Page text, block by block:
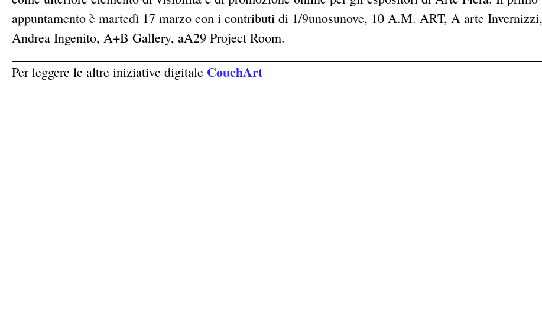
appuntamento è martedì 17 marzo con i contributi di 1/9unosunove, 10 A.M. ART, A arte Invernizzi,
Andrea Ingenito, A+B Gallery, aA29 Project Room.
Per leggere le altre iniziative digitale CouchArt